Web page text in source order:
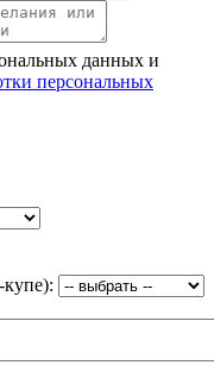
данных и
персональных